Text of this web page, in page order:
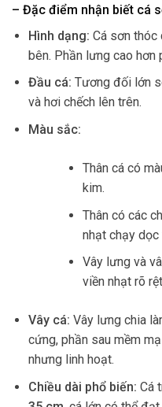
– Đặc điểm nhận biết cá
Hình dạng: Cá sơn thóc
bên. Phần lưng cao hơn
Đầu cá: Tương đối lớn
và hơi chếch lên trên.
Màu sắc:
Thân cá có
kim.
Thân có các
nhạt chạy dọc
Vây lưng và
viền nhạt rõ
Vây cá: Vây lưng chia
cứng, phần sau mềm
nhưng linh hoạt.
Chiều dài phổ biến: Cá